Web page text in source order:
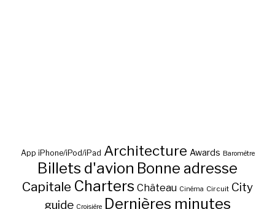
App iPhone/iPod/iPad Architecture Awards Baromètre
Billets d'avion Bonne adresse
Capitale Charters Château Cinéma Circuit City
guide Croisière Dernières minutes